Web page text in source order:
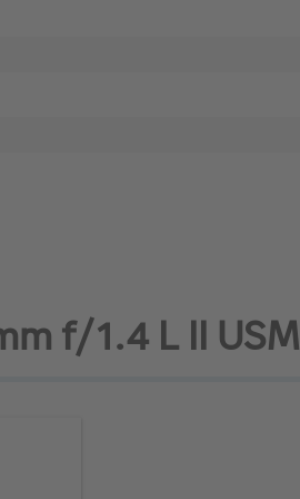
f/1.4 L II USM